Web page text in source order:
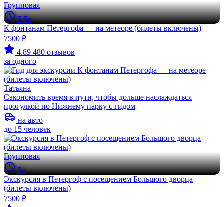
Групповая
5.5ч
К фонтанам Петергофа — на метеоре (билеты включены)
7500 ₽
4.89 480 отзывов
за одного
Татьяна
Сэкономить время в пути, чтобы дольше наслаждаться
прогулкой по Нижнему парку с гидом
на авто
до 15 человек
Групповая
5ч
Экскурсия в Петергоф с посещением Большого дворца
(билеты включены)
7500 ₽